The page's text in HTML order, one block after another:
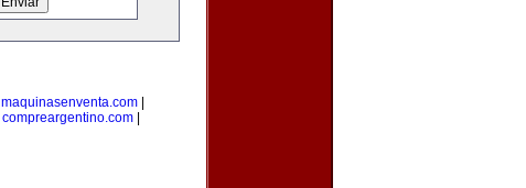
maquinasenventa.com
compreargentino.com|